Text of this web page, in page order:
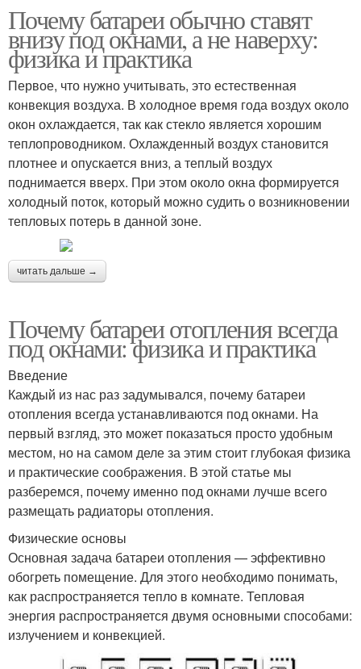
Почему батареи обычно ставят
внизу под окнами, а не наверху:
физика и практика
Первое, что нужно учитывать, это естественная
конвекция воздуха. В холодное время года воздух около
окон охлаждается, так как стекло является хорошим
теплопроводником. Охлажденный воздух становится
плотнее и опускается вниз, а теплый воздух
поднимается вверх. При этом около окна формируется
холодный поток, который можно судить о возникновении
тепловых потерь в данной зоне.
читать дальше →
Почему батареи отопления всегда
под окнами: физика и практика
Введение
Каждый из нас раз задумывался, почему батареи
отопления всегда устанавливаются под окнами. На
первый взгляд, это может показаться просто удобным
местом, но на самом деле за этим стоит глубокая физика
и практические соображения. В этой статье мы
разберемся, почему именно под окнами лучше всего
размещать радиаторы отопления.
Физические основы
Основная задача батареи отопления — эффективно
обогреть помещение. Для этого необходимо понимать,
как распространяется тепло в комнате. Тепловая
энергия распространяется двумя основными способами:
излучением и конвекцией.